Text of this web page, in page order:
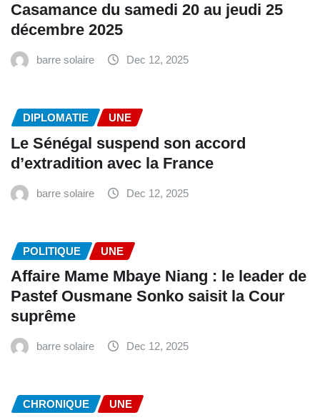
Casamance du samedi 20 au jeudi 25
décembre 2025
barre solaire Dec 12, 2025
DIPLOMATIE UNE
Le Sénégal suspend son accord
d’extradition avec la France
barre solaire Dec 12, 2025
POLITIQUE UNE
Affaire Mame Mbaye Niang : le leader de
Pastef Ousmane Sonko saisit la Cour
suprême
barre solaire Dec 12, 2025
CHRONIQUE UNE